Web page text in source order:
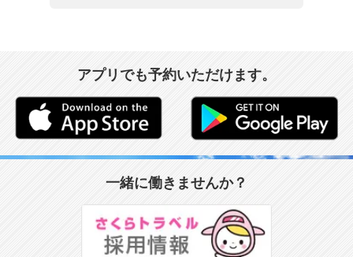
アプリでも予約いただけます。
一緒に働きませんか？